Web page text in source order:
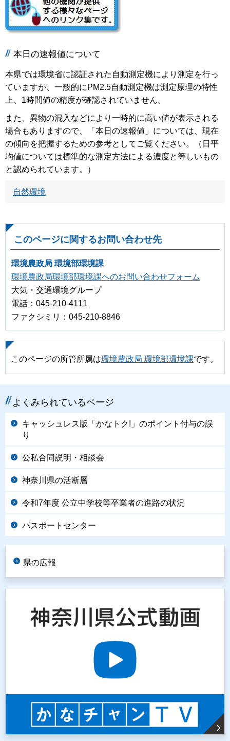
本日の速報値について
本県では環境省に認証された自動測定機により測定を行っ
ていますが、一般的にPM2.5自動測定機は測定原理の特性
上、1時間値の精度が確認されていません。
また、異物の混入などにより一時的に高い値が表示される
場合もありますので、「本日の速報値」については、現在
の傾向を把握するための参考としてご覧ください。（日平
均値については標準的な測定方法による濃度と等しいもの
と認められています。）
自然環境
このページに関するお問い合わせ先
環境農政局 環境部環境課
環境農政局環境部環境課へのお問い合わせフォーム
大気・交通環境グループ
電話：045-210-4111
ファクシミリ：045-210-8846
このページの所管所属は環境農政局 環境部環境課です。
よくみられているページ
キャッシュレス版「かなトク!」のポイント付与の誤
り
公私合同説明・相談会
神奈川県の活断層
令和7年度 公立中学校等卒業者の進路の状況
パスポートセンター
県の広報